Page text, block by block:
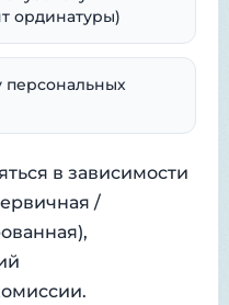
ординатуры)
персональных
в зависимости
/